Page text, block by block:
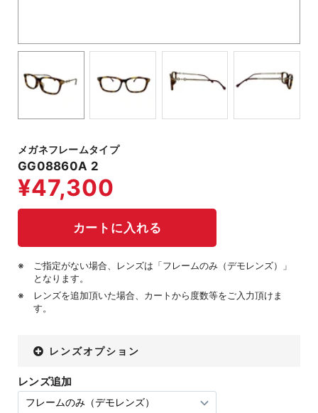
メガネフレームタイプ
GG08860A 2
ご指定がない場合、レンズは「フレームのみ（デモレンズ）」
となります。
レンズを追加頂いた場合、カートから度数等をご入力頂けま
す。
レンズオプション
レンズ追加